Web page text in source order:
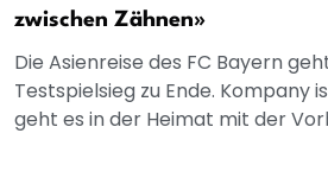
zwischen Zähnen»
Die Asienreise des FC Bayern
Testspielsieg zu Ende. Kompany
geht es in der Heimat mit der